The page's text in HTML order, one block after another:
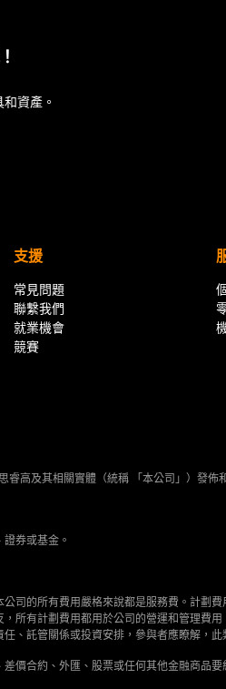
資產。
支援
常見問題
聯繫我們
就業機會
競賽
睿高及其相關實體（統稱 「本公司」）發佈
券或基金。
司的所有費用嚴格來說都是服務費。計劃
所有計劃費用都用於公司的營運和管理費
、託管關係或投資安排，參與者應瞭解，
價合約、外匯、股票或任何其他金融商品